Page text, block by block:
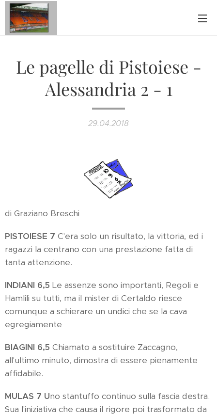
Le pagelle di Pistoiese -
Alessandria 2 - 1
29.04.2018
di Graziano Breschi
PISTOIESE 7 C'era solo un risultato, la vittoria, ed i
ragazzi la centrano con una prestazione fatta di
tanta attenzione.
INDIANI 6,5 Le assenze sono importanti, Regoli e
Hamlili su tutti, ma il mister di Certaldo riesce
comunque a schierare un undici che se la cava
egregiamente
BIAGINI 6,5 Chiamato a sostituire Zaccagno,
all'ultimo minuto, dimostra di essere pienamente
affidabile.
MULAS 7 Uno stantuffo continuo sulla fascia destra.
Sua l'iniziativa che causa il rigore poi trasformato da